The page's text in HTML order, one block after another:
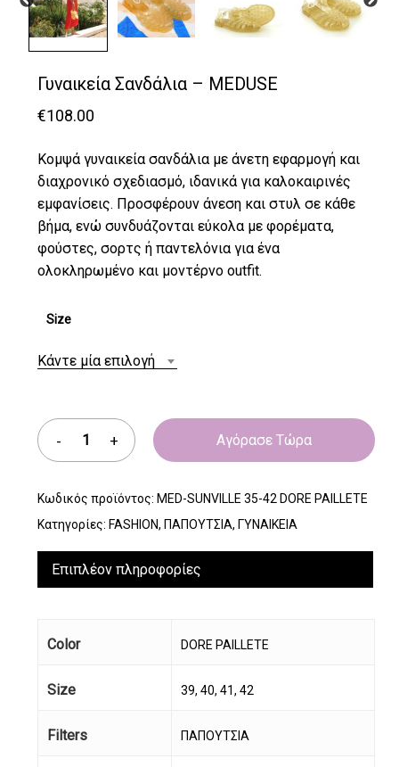
Γυναικεία Σανδάλια – MEDUSE
€108.00
Κομψά γυναικεία σανδάλια με άνετη εφαρμογή και
διαχρονικό σχεδιασμό, ιδανικά για καλοκαιρινές
εμφανίσεις. Προσφέρουν άνεση και στυλ σε κάθε
βήμα, ενώ συνδυάζονται εύκολα με φορέματα,
φούστες, σορτς ή παντελόνια για ένα
ολοκληρωμένο και μοντέρνο outfit.
Size
Κάντε μία επιλογή
Αγόρασε Τώρα
Κωδικός προϊόντος: MED-SUNVILLE 35-42 DORE PAILLETE
Κατηγορίες: FASHION, ΠΑΠΟΥΤΣΙΑ, ΓΥΝΑΙΚΕΙΑ
Επιπλέον πληροφορίες
Color DORE PAILLETE
Size 39, 40, 41, 42
Filters ΠΑΠΟΥΤΣΙΑ